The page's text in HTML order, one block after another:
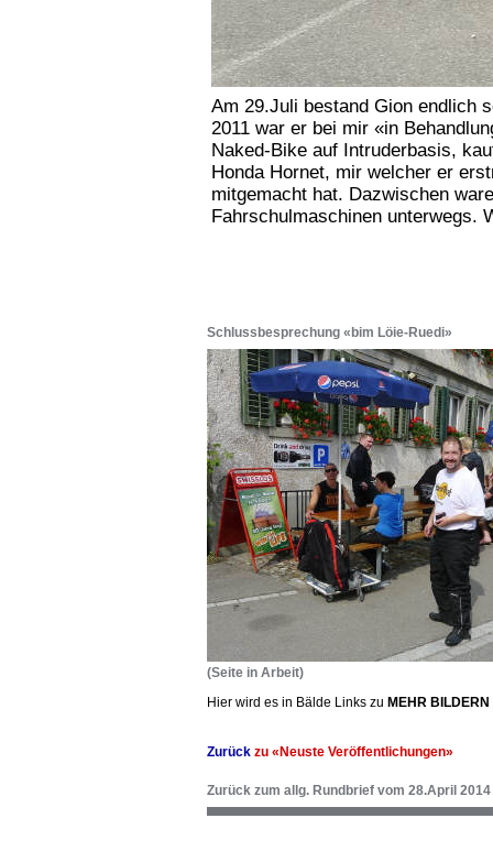
Am 29.Juli bestand Gion endlich
2011 war er bei mir «in
Naked-Bike auf Intruderbasis,
Honda Hornet, mir welcher er
mitgemacht hat. Dazwischen
Fahrschulmaschinen unterwegs.
Schlussbesprechung «bim Löie-Ruedi»
(Seite in Arbeit)
Hier wird es in Bälde Links zu MEHR BILDERN
Zurück zu «Neuste Veröffentlichungen»
Zurück zum allg. Rundbrief vom 28.April 2014